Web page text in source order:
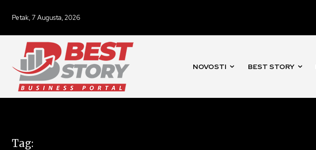
Petak, 7 Augusta, 2026
NOVOSTI BEST STORY
Tag: